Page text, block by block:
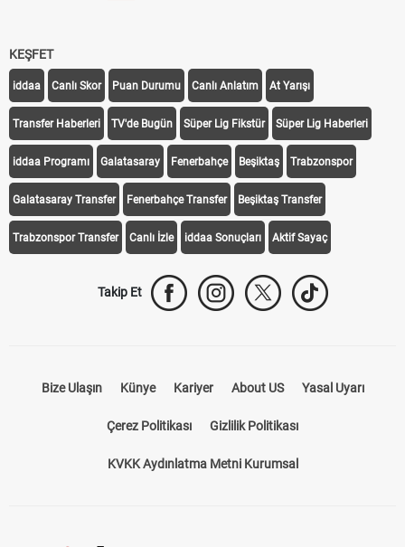
KEŞFET
iddaa Canlı Skor Puan Durumu Canlı Anlatım At Yarışı
Transfer Haberleri TV'de Bugün Süper Lig Fikstür Süper Lig Haberleri
iddaa Programı Galatasaray Fenerbahçe Beşiktaş Trabzonspor
Galatasaray Transfer Fenerbahçe Transfer Beşiktaş Transfer
Trabzonspor Transfer Canlı İzle iddaa Sonuçları Aktif Sayaç
Takip Et
Bize Ulaşın Künye Kariyer About US Yasal Uyarı
Çerez Politikası Gizlilik Politikası
KVKK Aydınlatma Metni Kurumsal